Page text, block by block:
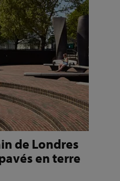
de Londres
en terre